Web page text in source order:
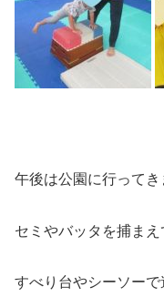
午後は公園に行ってき
セミやバッタを捕ま
すべり台やシーソー